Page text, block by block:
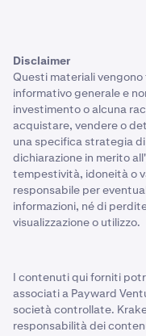
Disclaimer
Questi materiali
informativo generale e
investimento o alcuna
acquistare, vendere o
una specifica strategia
dichiarazione in merito
tempestività, idoneità o
responsabile per
informazioni, né di
visualizzazione o utilizzo.
I contenuti qui forniti
associati a Payward
società controllate.
responsabilità dei